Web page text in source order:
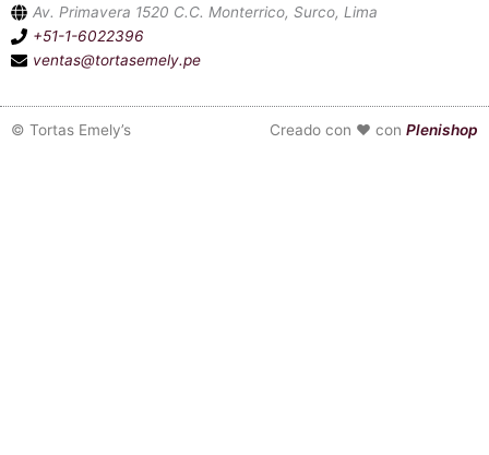
Av. Primavera 1520 C.C. Monterrico, Surco, Lima
+51-1-6022396
ventas@tortasemely.pe
© Tortas Emely’s Creado con ❤ con Plenishop